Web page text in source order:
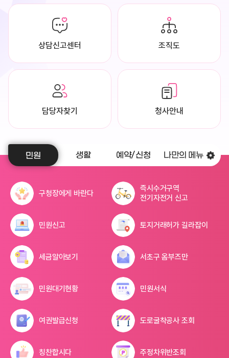
상담신고센터 조직도
담당자찾기 청사안내
민원 생활 예약/신청 나만의 메뉴
구청장에게 바란다
즉시수거구역
전기자전거 신고
민원신고 토지거래허가 길라잡이
세금알아보기 서초구 옴부즈만
민원대기현황 민원서식
여권발급신청 도로굴착공사 조회
칭찬합시다 주정차위반조회